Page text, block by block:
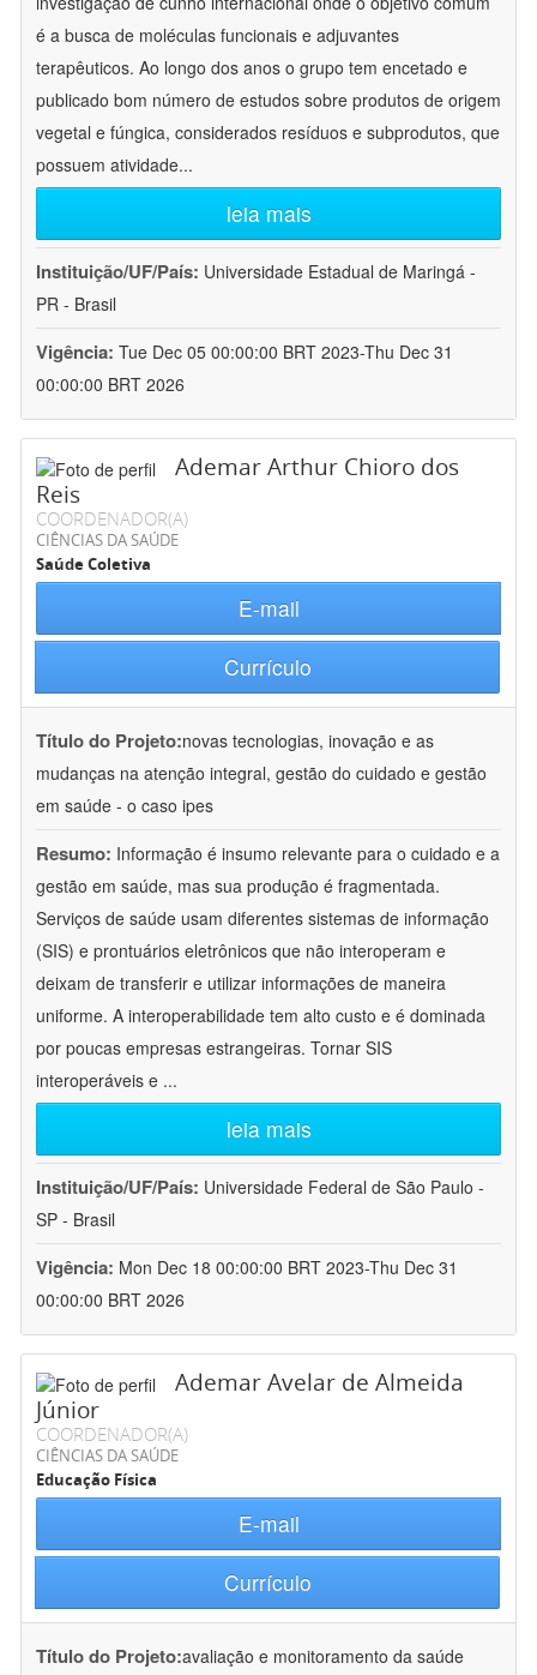
é a busca de moléculas funcionais e adjuvantes
terapêuticos. Ao longo dos anos o grupo tem encetado e
publicado bom número de estudos sobre produtos de origem
vegetal e fúngica, considerados resíduos e subprodutos, que
possuem atividade...
leia mais
Instituição/UF/País: Universidade Estadual de Maringá -
PR - Brasil
Vigência: Tue Dec 05 00:00:00 BRT 2023-Thu Dec 31
00:00:00 BRT 2026
Ademar Arthur Chioro dos
Reis
COORDENADOR(A)
CIÊNCIAS DA SAÚDE
Saúde Coletiva
E-mail
Currículo
Título do Projeto:novas tecnologias, inovação e as
mudanças na atenção integral, gestão do cuidado e gestão
em saúde - o caso ipes
Resumo: Informação é insumo relevante para o cuidado e a
gestão em saúde, mas sua produção é fragmentada.
Serviços de saúde usam diferentes sistemas de informação
(SIS) e prontuários eletrônicos que não interoperam e
deixam de transferir e utilizar informações de maneira
uniforme. A interoperabilidade tem alto custo e é dominada
por poucas empresas estrangeiras. Tornar SIS
interoperáveis e ...
leia mais
Instituição/UF/País: Universidade Federal de São Paulo -
SP - Brasil
Vigência: Mon Dec 18 00:00:00 BRT 2023-Thu Dec 31
00:00:00 BRT 2026
Ademar Avelar de Almeida
Júnior
COORDENADOR(A)
CIÊNCIAS DA SAÚDE
Educação Física
E-mail
Currículo
Título do Projeto:avaliação e monitoramento da saúde